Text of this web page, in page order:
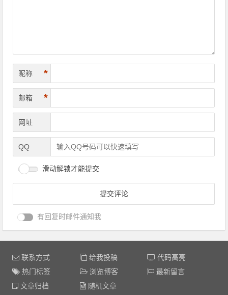
昵称 *
邮箱 *
网址
QQ
滑动解锁才能提交
有回复时邮件通知我
联系方式 给我投稿
代码高亮
热门标签
浏览博客
最新留言
文章归档
随机文章